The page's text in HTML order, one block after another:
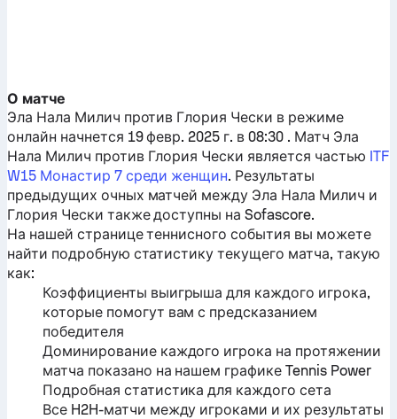
О матче
Эла Нала Милич против Глория Чески в режиме
онлайн начнется 19 февр. 2025 г. в 08:30 . Матч Эла
Нала Милич против Глория Чески является частью ITF
W15 Монастир 7 среди женщин. Результаты
предыдущих очных матчей между Эла Нала Милич и
Глория Чески также доступны на Sofascore.
На нашей странице теннисного события вы можете
найти подробную статистику текущего матча, такую ​​
как:
Коэффициенты выигрыша для каждого игрока,
которые помогут вам с предсказанием
победителя
Доминирование каждого игрока на протяжении
матча показано на нашем графике Tennis Power
Подробная статистика для каждого сета
Все H2H-матчи между игроками и их результаты